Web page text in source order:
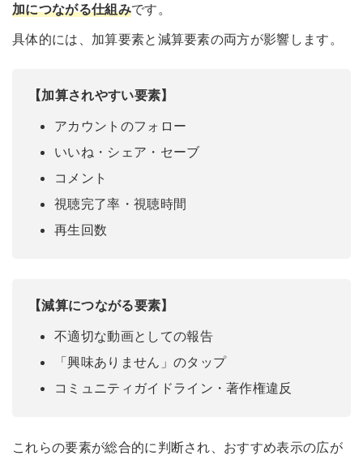
加につながる仕組みです。
具体的には、加算要素と減算要素の両方が影響します。
【加算されやすい要素】
アカウントのフォロー
いいね・シェア・セーブ
コメント
視聴完了率・視聴時間
再生回数
【減算につながる要素】
不適切な動画としての報告
「興味ありません」のタップ
コミュニティガイドライン・著作権違反
これらの要素が総合的に判断され、おすすめ表示の広が